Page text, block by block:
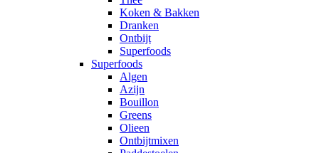
Koken & Bakken
Dranken
Ontbijt
Superfoods
Superfoods
Algen
Azijn
Bouillon
Greens
Olieen
Ontbijtmixen